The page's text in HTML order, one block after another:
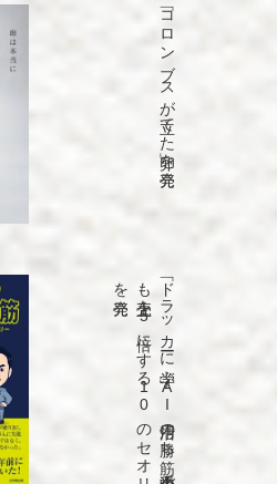
「コロンブスが立てた卵」を発売
「ド
ラ
ッ
カ
ーに
学ぶ
A
I
活用の
勝ち
筋
中小企業で
も
売上を
5
倍に
す
る
1
0
の
セ
オ
リ
ー」
を
発売